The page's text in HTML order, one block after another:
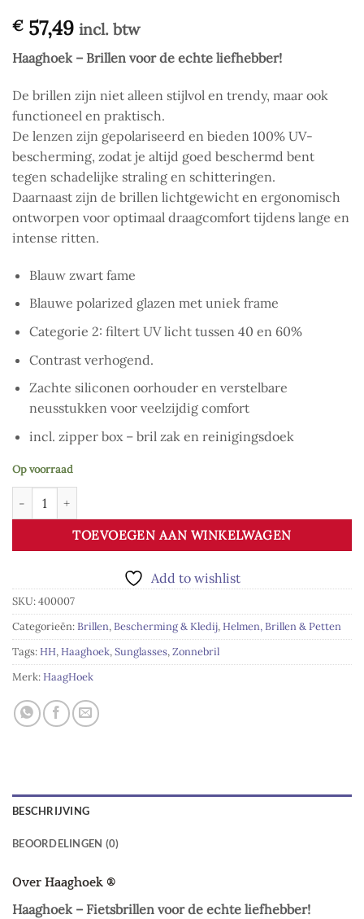
€ 57,49 incl. btw
Haaghoek – Brillen voor de echte liefhebber!
De brillen zijn niet alleen stijlvol en trendy, maar ook
functioneel en praktisch.
De lenzen zijn gepolariseerd en bieden 100% UV-
bescherming, zodat je altijd goed beschermd bent
tegen schadelijke straling en schitteringen.
Daarnaast zijn de brillen lichtgewicht en ergonomisch
ontworpen voor optimaal draagcomfort tijdens lange en
intense ritten.
Blauw zwart fame
Blauwe polarized glazen met uniek frame
Categorie 2: filtert UV licht tussen 40 en 60%
Contrast verhogend.
Zachte siliconen oorhouder en verstelbare
neusstukken voor veelzijdig comfort
incl. zipper box – bril zak en reinigingsdoek
Op voorraad
HH Invite Blue aantal
TOEVOEGEN AAN WINKELWAGEN
Add to wishlist
SKU:400007
Categorieën:Brillen,Bescherming & Kledij,Helmen, Brillen & Petten
Tags:HH,Haaghoek,Sunglasses,Zonnebril
Merk:HaagHoek
BESCHRIJVING
BEOORDELINGEN (0)
Over Haaghoek ®
Haaghoek – Fietsbrillen voor de echte liefhebber!